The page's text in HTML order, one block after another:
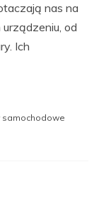
nas na
od
Ich
samochodowe